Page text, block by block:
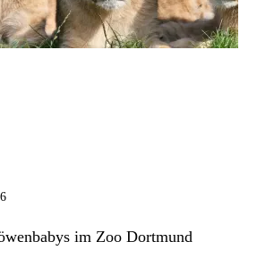
im Zoo Dortmund